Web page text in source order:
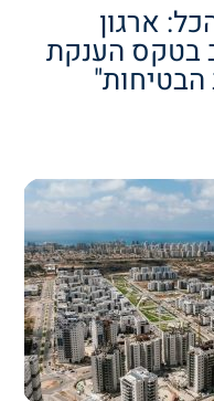
ארגון
בטקס הענקת
הבטיחות"